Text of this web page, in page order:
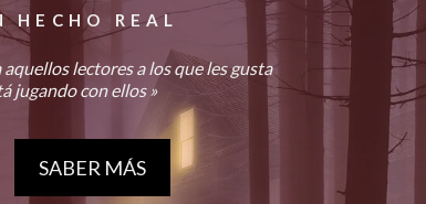
HECHO REAL
lectores a los que les gusta
jugando con ellos »
SABER MÁS